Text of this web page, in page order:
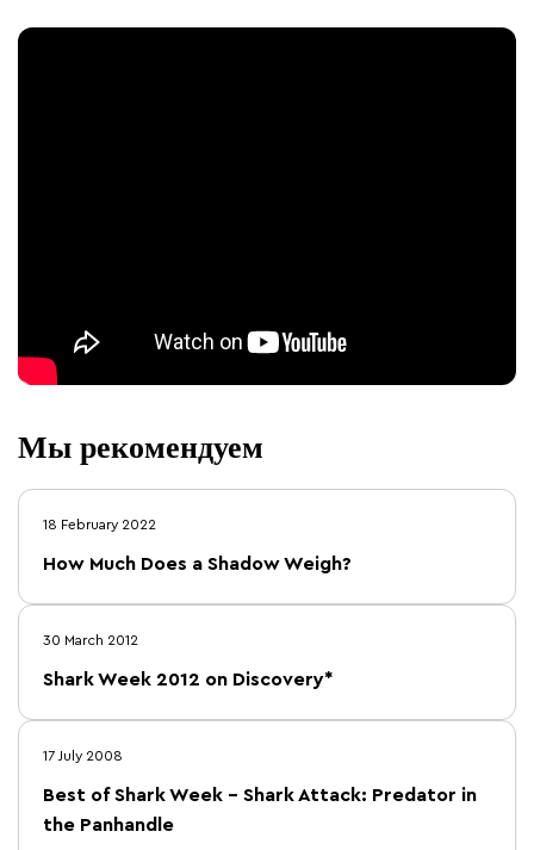
Мы рекомендуем
18 February 2022
How Much Does a Shadow Weigh?
30 March 2012
Shark Week 2012 on Discovery*
17 July 2008
Best of Shark Week – Shark Attack: Predator in
the Panhandle